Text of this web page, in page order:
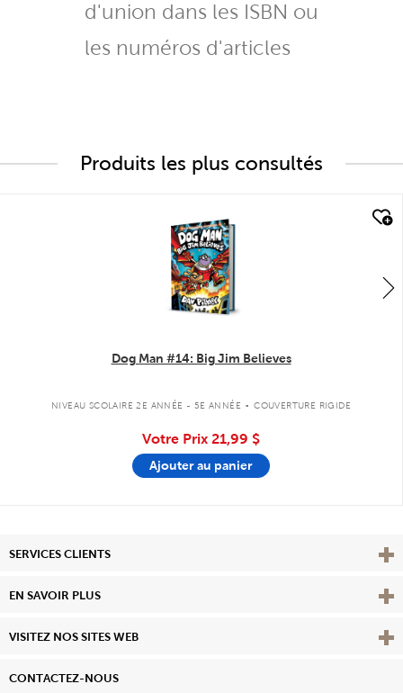
d'union dans les ISBN ou
les numéros d'articles
Produits les plus consultés
Dog Man #14: Big Jim Believes
NIVEAU SCOLAIRE 2E ANNÉE - 5E ANNÉE . COUVERTURE RIGIDE
Votre Prix 21,99 $
Ajouter au panier
SERVICES CLIENTS
EN SAVOIR PLUS View
VISITEZ NOS SITES WEB
CONTACTEZ-NOUS